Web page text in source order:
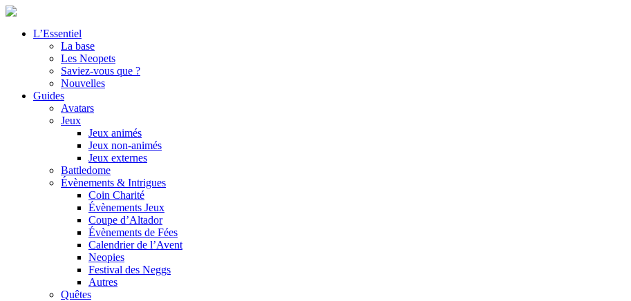
L’Essentiel
La base
Les Neopets
Saviez-vous que ?
Nouvelles
Guides
Avatars
Jeux
Jeux animés
Jeux non-animés
Jeux externes
Battledome
Évènements & Intrigues
Coin Charité
Évènements Jeux
Coupe d’Altador
Évènements de Fées
Calendrier de l’Avent
Neopies
Festival des Neggs
Autres
Quêtes